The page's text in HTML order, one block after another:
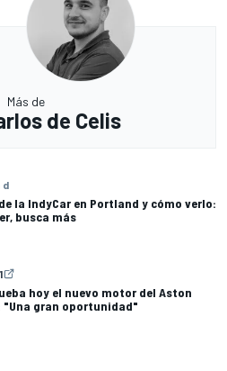
Más de
de Celis
d
la IndyCar en Portland y cómo verlo:
busca más
hoy el nuevo motor del Aston
"Una gran oportunidad"